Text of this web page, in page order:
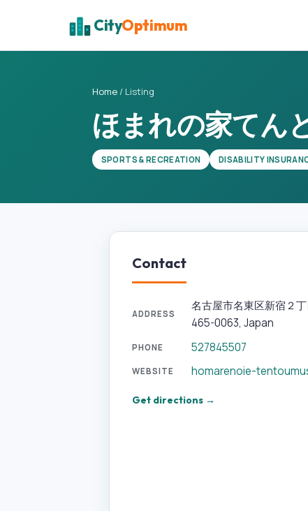
CityOptimum
Home / Listing
ほまれの家てん
SPORTS & RECREATION DISABILITY
Contact
ADDRESS
名古屋市名東区新宿２
465-0063, Japan
PHONE 527845507
WEBSITE homarenoie-
Get directions →